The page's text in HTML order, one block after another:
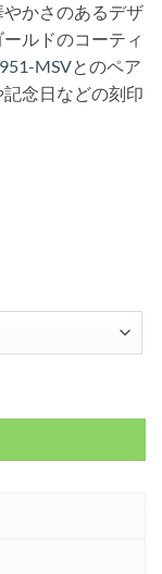
かさのあるデザ
ルドのコーティ
MSVとのペア
念日などの刻印